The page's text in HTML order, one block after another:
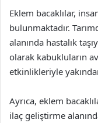
Eklem bacaklılar,
bulunmaktadır.
alanında hastalık
olarak kabukluların
etkinlikleriyle
Ayrıca, eklem
ilaç geliştirme